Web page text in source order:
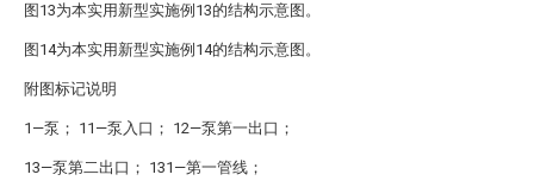
图13为本实用新型实施例13的结构示意图。
图14为本实用新型实施例14的结构示意图。
附图标记说明
1—泵； 11—泵入口； 12—泵第一出口；
13—泵第二出口； 131—第一管线；